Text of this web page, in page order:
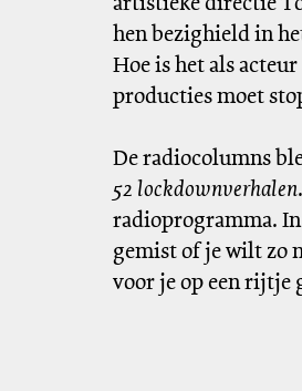
artistieke directie
hen bezighield in
Hoe is het als
producties moet
De radiocolumns
52 lockdownverhalen
radioprogramma. In
gemist of je wilt zo
voor je op een rijtje